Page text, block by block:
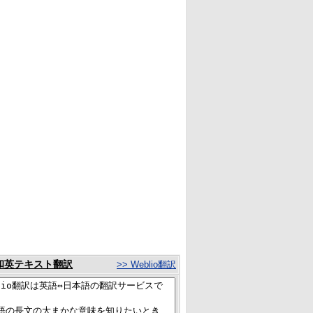
英テキスト翻訳 >> Weblio翻訳